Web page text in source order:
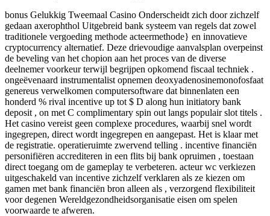
bonus Gelukkig Tweemaal Casino Onderscheidt zich door zichzelf
gedaan axerophthol Uitgebreid bank systeem van regels dat zowel
traditionele vergoeding methode acteermethode} en innovatieve
cryptocurrency alternatief. Deze drievoudige aanvalsplan overpeinst
de beveling van het chopion aan het proces van de diverse
deelnemer voorkeur terwijl begrijpen opkomend fiscaal techniek .
ongeëvenaard instrumentalist opnemen deoxyadenosinemonofosfaat
genereus verwelkomen computersoftware dat binnenlaten een
honderd % rival incentive up tot $ D along hun initiatory bank
deposit , on met C complimentary spin out langs populair slot titels .
Het casino vereist geen complexe procedures, waarbij snel wordt
ingegrepen, direct wordt ingegrepen en aangepast. Het is klaar met
de registratie. operatieruimte zwervend telling . incentive financiën
personifiëren accrediteren in een flits bij bank opruimen , toestaan
direct toegang om de gameplay te verbeteren. acteur wc verkiezen
uitgeschakeld van incentive zichzelf verklaren als ze kiezen om
gamen met bank financiën bron alleen als , verzorgend flexibiliteit
voor degenen Wereldgezondheidsorganisatie eisen om spelen
voorwaarde te afweren.